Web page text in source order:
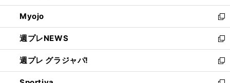
開
く
ウ
で
開
く
ン
ド
ウ
で
開
く
ウ
ィ
ン
ド
ウ
で
開
Myojo
新
し
い
ウ
ィ
ン
週プレNEWS
新
し
い
ウ
週プレ グラジャパ!
新
し